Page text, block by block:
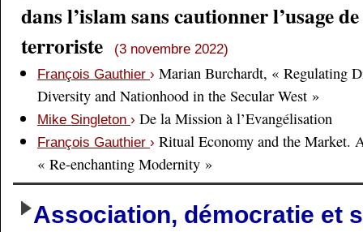
dans l’islam sans cautionner l’usage
terroriste
(3 novembre 2022)
François Gauthier › Marian Burchardt, « Regulating
Diversity and Nationhood in the Secular West »
Mike Singleton › De la Mission à l’Evangélisation
François Gauthier › Ritual Economy and the Market.
« Re-enchanting Modernity »
Association, démocratie et